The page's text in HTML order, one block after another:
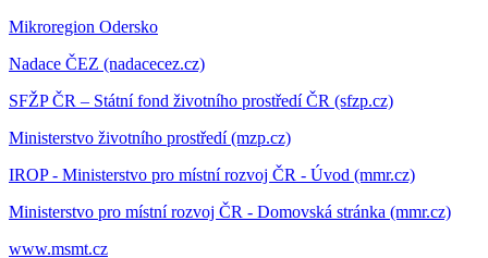
Mikroregion Odersko
Nadace ČEZ (nadacecez.cz)
SFŽP ČR – Státní fond životního prostředí ČR (sfzp.cz)
Ministerstvo životního prostředí (mzp.cz)
IROP - Ministerstvo pro místní rozvoj ČR - Úvod (mmr.cz)
Ministerstvo pro místní rozvoj ČR - Domovská stránka (mmr.cz)
www.msmt.cz